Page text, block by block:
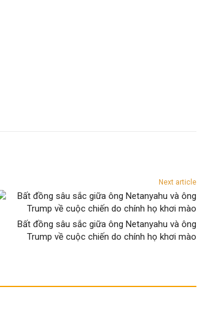
Next article
Bất đồng sâu sắc giữa ông Netanyahu và ông
Trump về cuộc chiến do chính họ khơi mào